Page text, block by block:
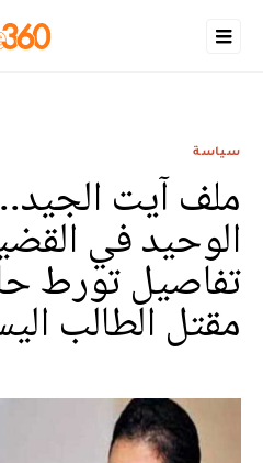
سياسة
ملف آيت
الوحيد في
تفاصيل تورط
مقتل الطالب